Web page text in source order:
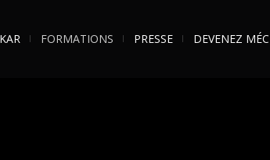
FORMATIONS PRESSE DEVENEZ